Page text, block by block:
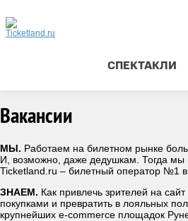
СПЕКТАКЛИ
Вакансии
МЫ. Работаем на билетном рынке
И, возможно, даже дедушкам. Тогда мы
Ticketland.ru – билетный оператор №1
ЗНАЕМ. Как привлечь зрителей на
покупками и превратить в лояльных
крупнейших e-commerce площадок